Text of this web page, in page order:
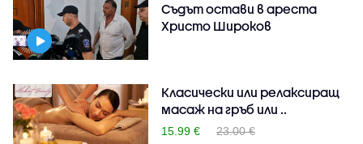
Съдът остави в ареста
Христо Широков
Класически или релаксиращ
масаж на гръб или ..
15.99 €
23.00 €